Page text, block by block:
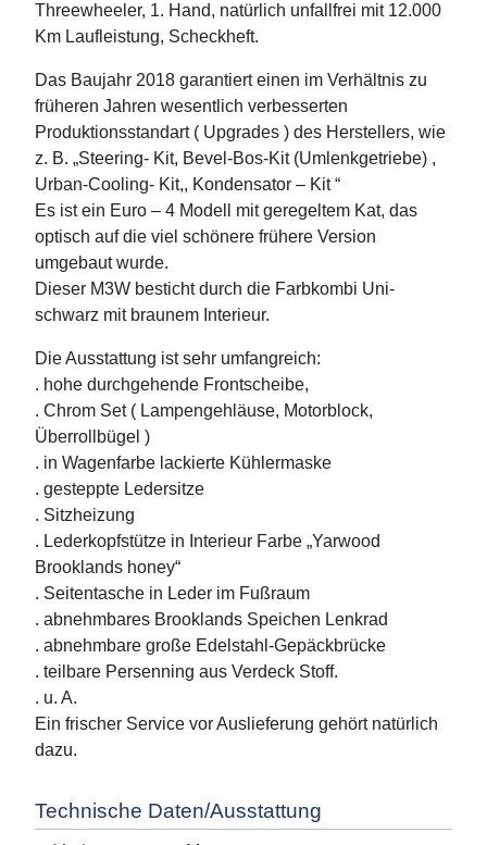
Threewheeler, 1. Hand, natürlich unfallfrei mit 12.000
Km Laufleistung, Scheckheft.
Das Baujahr 2018 garantiert einen im Verhältnis zu
früheren Jahren wesentlich verbesserten
Produktionsstandart ( Upgrades ) des Herstellers, wie
z. B. „Steering- Kit, Bevel-Bos-Kit (Umlenkgetriebe) ,
Urban-Cooling- Kit,, Kondensator – Kit “
Es ist ein Euro – 4 Modell mit geregeltem Kat, das
optisch auf die viel schönere frühere Version
umgebaut wurde.
Dieser M3W besticht durch die Farbkombi Uni-
schwarz mit braunem Interieur.
Die Ausstattung ist sehr umfangreich:
. hohe durchgehende Frontscheibe,
. Chrom Set ( Lampengehläuse, Motorblock,
Überrollbügel )
. in Wagenfarbe lackierte Kühlermaske
. gesteppte Ledersitze
. Sitzheizung
. Lederkopfstütze in Interieur Farbe „Yarwood
Brooklands honey“
. Seitentasche in Leder im Fußraum
. abnehmbares Brooklands Speichen Lenkrad
. abnehmbare große Edelstahl-Gepäckbrücke
. teilbare Persenning aus Verdeck Stoff.
. u. A.
Ein frischer Service vor Auslieferung gehört natürlich
dazu.
Technische Daten/Ausstattung